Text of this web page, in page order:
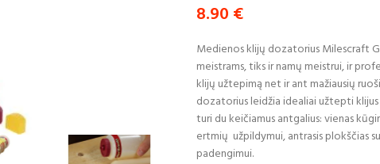
8.90 €
Medienos klijų dozatorius Milescraft
meistrams, tiks ir namų meistrui, ir
klijų užtepimą net ir ant mažiausių
dozatorius leidžia idealiai užtepti
turi du keičiamus antgalius: vienas
ertmių užpildymui, antrasis plokščias
padengimui.